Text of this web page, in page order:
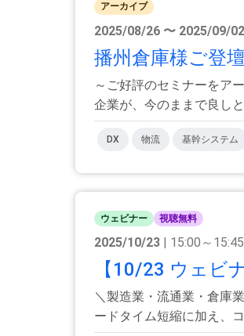
アーカイブ
2025/08/26 〜 2025/09/02
播州倉庫様ご登
～ご好評のセミナーをア
企業が、今のままで良し
DX 物流 基幹システム
ウェビナー 視聴無料
2025/10/23 | 15:00～15:45
【10/23 ウェビ
＼製造業・流通業・倉庫
ードタイム短縮に加え、